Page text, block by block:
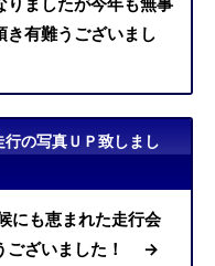
き有難うございまし
の写真ＵＰ致しまし
にも恵まれた走行会
ございました！ →